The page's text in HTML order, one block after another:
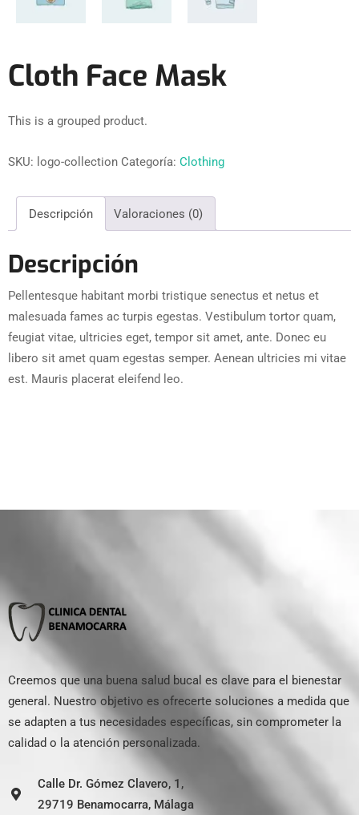
Cloth Face Mask
This is a grouped product.
SKU: logo-collection Categoría: Clothing
Descripción Valoraciones (0)
Descripción
Pellentesque habitant morbi tristique senectus et netus et
malesuada fames ac turpis egestas. Vestibulum tortor quam,
feugiat vitae, ultricies eget, tempor sit amet, ante. Donec eu
libero sit amet quam egestas semper. Aenean ultricies mi vitae
est. Mauris placerat eleifend leo.
Creemos que una buena salud bucal es clave para el bienestar
general. Nuestro objetivo es ofrecerte soluciones a medida que
se adapten a tus necesidades específicas, sin comprometer la
calidad o la atención personalizada.
Calle Dr. Gómez Clavero, 1,
29719 Benamocarra, Málaga